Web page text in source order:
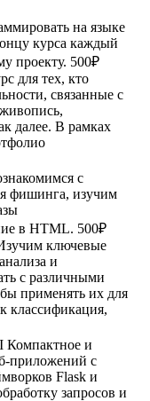
на языке
курса каждый
проекту. 500₽
для тех, кто
связанные с
далее. В рамках
с
фишинга, изучим
в HTML. 500₽
ключевые
и
с различными
применять их для
классификация,
Компактное и
приложений с
Flask и
запросов и